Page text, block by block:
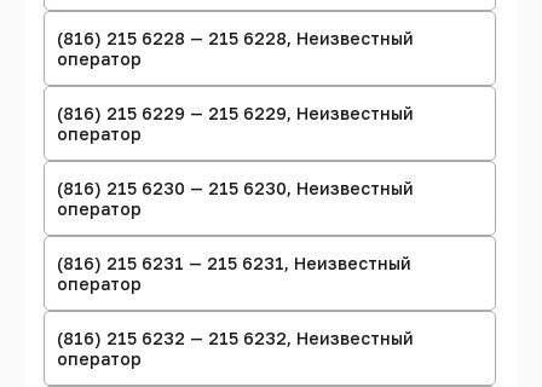
(816) 215 6228 — 215 6228, Неизвестный
оператор
(816) 215 6229 — 215 6229, Неизвестный
оператор
(816) 215 6230 — 215 6230, Неизвестный
оператор
(816) 215 6231 — 215 6231, Неизвестный
оператор
(816) 215 6232 — 215 6232, Неизвестный
оператор